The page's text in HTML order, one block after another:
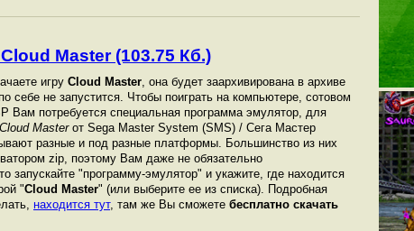
Master (103.75 Кб.)
игру Cloud Master, она будет заархивирована в архиве
себе не запустится. Чтобы поиграть на компьютере, сотовом
Вам потребуется специальная программа эмулятор, для
Cloud Masterот Sega Master System (SMS) / Сега Мастер
разные и под разные платформы. Большинство из них
zip, поэтому Вам даже не обязательно
запускайте "программу-эмулятор" и укажите, где находится
"Cloud Master" (или выберите ее из списка). Подробная
находится тут, там же Вы сможете бесплатно скачать